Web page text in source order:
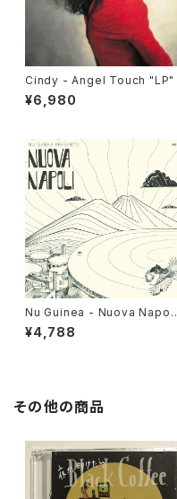
Cindy - Angel Touch "LP"
¥6,980
Nu Guinea - Nuova Napoli
"LP"
¥4,788
その他の商品